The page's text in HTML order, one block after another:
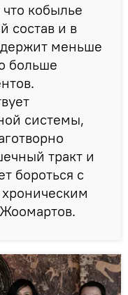
кобылье
состав и в
меньше
больше
системы,
тракт и
бороться с